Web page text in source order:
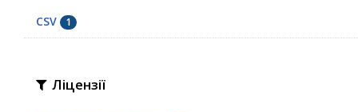
CSV 1
Ліцензії